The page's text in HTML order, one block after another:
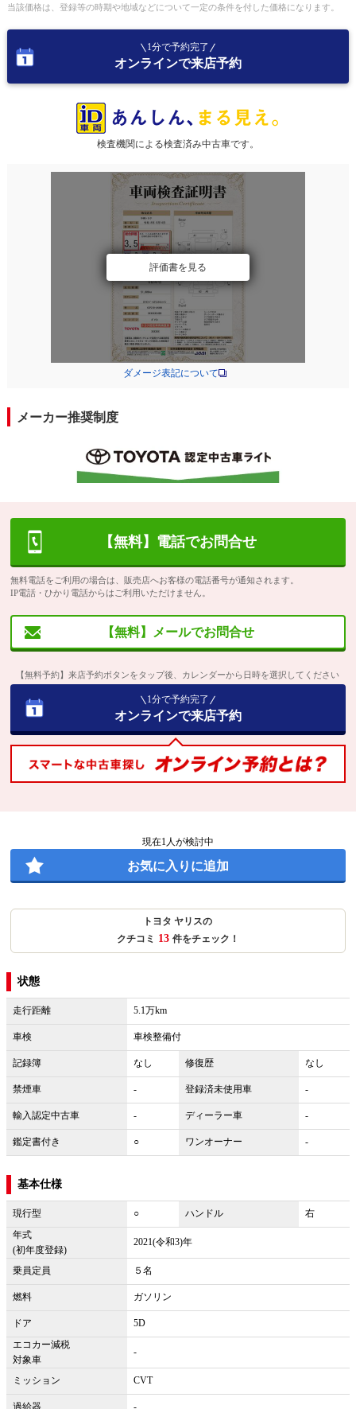
当該価格は、登録等の時期や地域などについて一定の条件を付した価格になります。
1分で予約完了
オンラインで来店予約
検査機関による検査済み中古車です。
評価書を見る
ダメージ表記について
メーカー推奨制度
【無料】電話でお問合せ
無料電話をご利用の場合は、販売店へお客様の電話番号が通知されます。
IP電話・ひかり電話からはご利用いただけません。
【無料】メールでお問合せ
【無料予約】来店予約ボタンをタップ後、カレンダーから日時を選択してください
1分で予約完了
オンラインで来店予約
現在1 人が検討中
お気に入りに追加
トヨタ ヤリスの
クチコミ 13 件をチェック！
状態
走行距離 5.1万km
車検 車検整備付
記録簿 なし 修復歴 なし
禁煙車 - 登録済未使用車 -
輸入認定中古車 - ディーラー車 -
鑑定書付き ○ ワンオーナー -
基本仕様
現行型 ○ ハンドル
右
年式
(初年度登録)
2021(令和3)年
乗員定員 ５名
燃料 ガソリン
ドア
5D
エコカー減税
対象車
-
ミッション CVT
過給器 -